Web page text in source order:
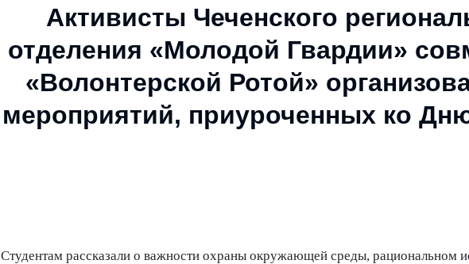
Активисты Чеченского
отделения «Молодой Гвардии»
«Волонтерской Ротой»
мероприятий, приуроченных ко
Студентам рассказали о важности охраны окружающей среды, рациональном